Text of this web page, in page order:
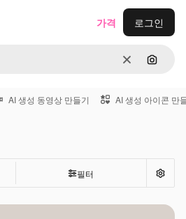
지우기이미지
가격 로그인
AI 생성 동영상 만들기 AI 생성 아이콘 만
필터